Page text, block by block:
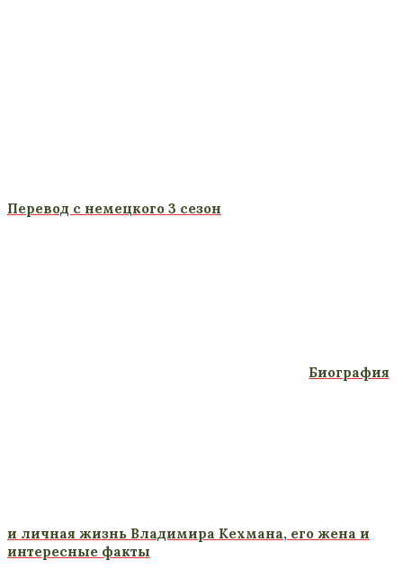
Перевод с немецкого 3 сезон
Биография
и личная жизнь Владимира Кехмана, его жена и
интересные факты